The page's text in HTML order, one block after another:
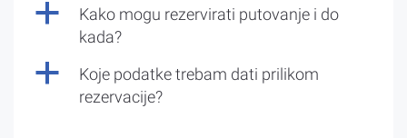
a
Kako mogu rezervirati putovanje i do
kada?
a
Koje podatke trebam dati prilikom
rezervacije?